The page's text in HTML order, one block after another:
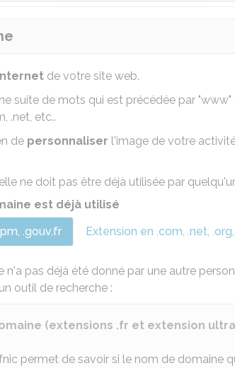
de votre site web.
suite de mots qui est précédée par "www"
.net, etc..
de personnaliser l'image de votre
ne doit pas être déjà utilisée par
est déjà utilisé
.gouv.fr
Extension en .com, .net,
pas déjà été donné par une autre
outil de recherche :
(extensions .fr et extension
permet de savoir si le nom de domaine